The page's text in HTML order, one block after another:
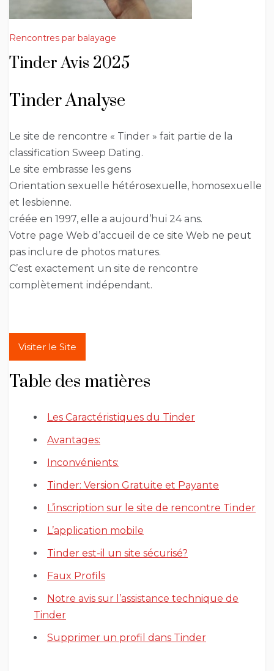
Rencontres par balayage
Tinder Avis 2025
Tinder Analyse
Le site de rencontre « Tinder » fait partie de la
classification Sweep Dating.
Le site embrasse les gens
Orientation sexuelle hétérosexuelle, homosexuelle
et lesbienne.
créée en 1997, elle a aujourd’hui 24 ans.
Votre page Web d’accueil de ce site Web ne peut
pas inclure de photos matures.
C’est exactement un site de rencontre
complètement indépendant.
Visiter le Site
Table des matières
Les Caractéristiques du Tinder
Avantages:
Inconvénients:
Tinder: Version Gratuite et Payante
L’inscription sur le site de rencontre Tinder
L’application mobile
Tinder est-il un site sécurisé?
Faux Profils
Notre avis sur l’assistance technique de
Tinder
Supprimer un profil dans Tinder